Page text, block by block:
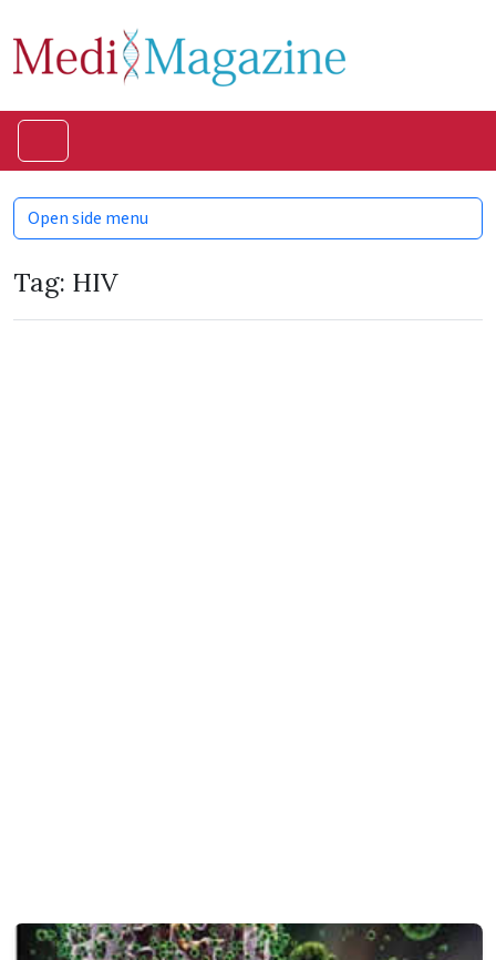
Tag: HIV
Open side menu